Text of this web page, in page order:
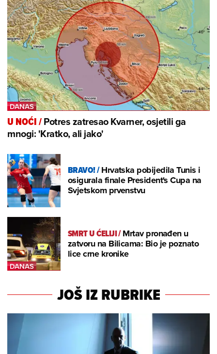
U NOĆI/Potres zatresao Kvarner, osjetili ga
mnogi: 'Kratko, ali jako'
BRAVO!/Hrvatska pobijedila Tunis i
osigurala finale President's Cupa na
Svjetskom prvenstvu
SMRT U ĆELIJI/Mrtav pronađen u
zatvoru na Bilicama: Bio je poznato
lice crne kronike
JOŠ IZ RUBRIKE